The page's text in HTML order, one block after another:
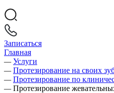
Записаться
Главная
— Услуги
— Протезирование на своих
— Протезирование по
— Протезирование